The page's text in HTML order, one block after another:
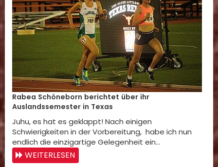
Rabea Schöneborn berichtet über ihr
Auslandssemester in Texas
Juhu, es hat es geklappt! Nach einigen
Schwierigkeiten in der Vorbereitung, habe ich nun
endlich die einzigartige Gelegenheit ein…
WEITERLESEN